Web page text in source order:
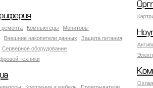
ремонта Компьютеры
Мониторы
Внешние накопители данных
Защита питания
Серверное оборудование
техники